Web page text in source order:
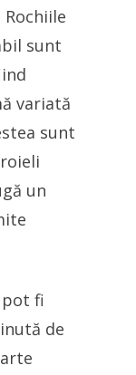
sunt
variată
sunt
un
pot fi
de